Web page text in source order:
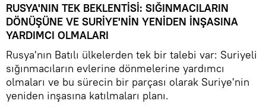
RUSYA'NIN TEK BEKLENTİSİ: SIĞINMACILARIN
DÖNÜŞÜNE VE SURİYE'NİN YENİDEN İNŞASINA
YARDIMCI OLMALARI
Rusya'nın Batılı ülkelerden tek bir talebi var: Suriyeli
sığınmacıların evlerine dönmelerine yardımcı
olmaları ve bu sürecin bir parçası olarak Suriye'nin
yeniden inşasına katılmaları planı.